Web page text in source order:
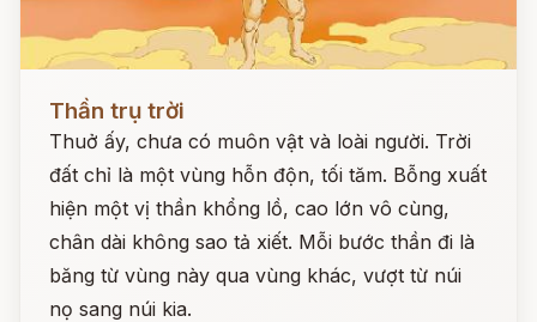
Đọc ngay
Thần trụ trời
Thuở ấy, chưa có muôn vật và loài người. Trời
đất chỉ là một vùng hỗn độn, tối tăm. Bỗng xuất
hiện một vị thần khổng lồ, cao lớn vô cùng,
chân dài không sao tả xiết. Mỗi bước thần đi là
băng từ vùng này qua vùng khác, vượt từ núi
nọ sang núi kia.